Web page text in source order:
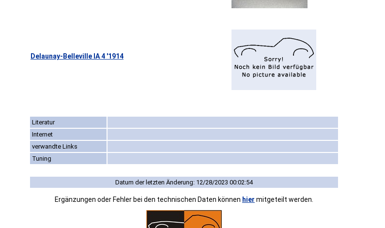
Delaunay-Belleville IA 4 '1914
Literatur
Internet
verwandte Links
Tuning
Datum der letzten Änderung: 12/28/2023 00:02:54
Ergänzungen oder Fehler bei den technischen Daten können hier mitgeteilt werden.